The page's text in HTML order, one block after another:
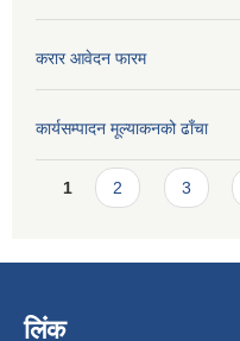
करार आवेदन फारम
कार्यसम्पादन मूल्या‌कनको ढाँचा
Pages
1 2 3
लिंक